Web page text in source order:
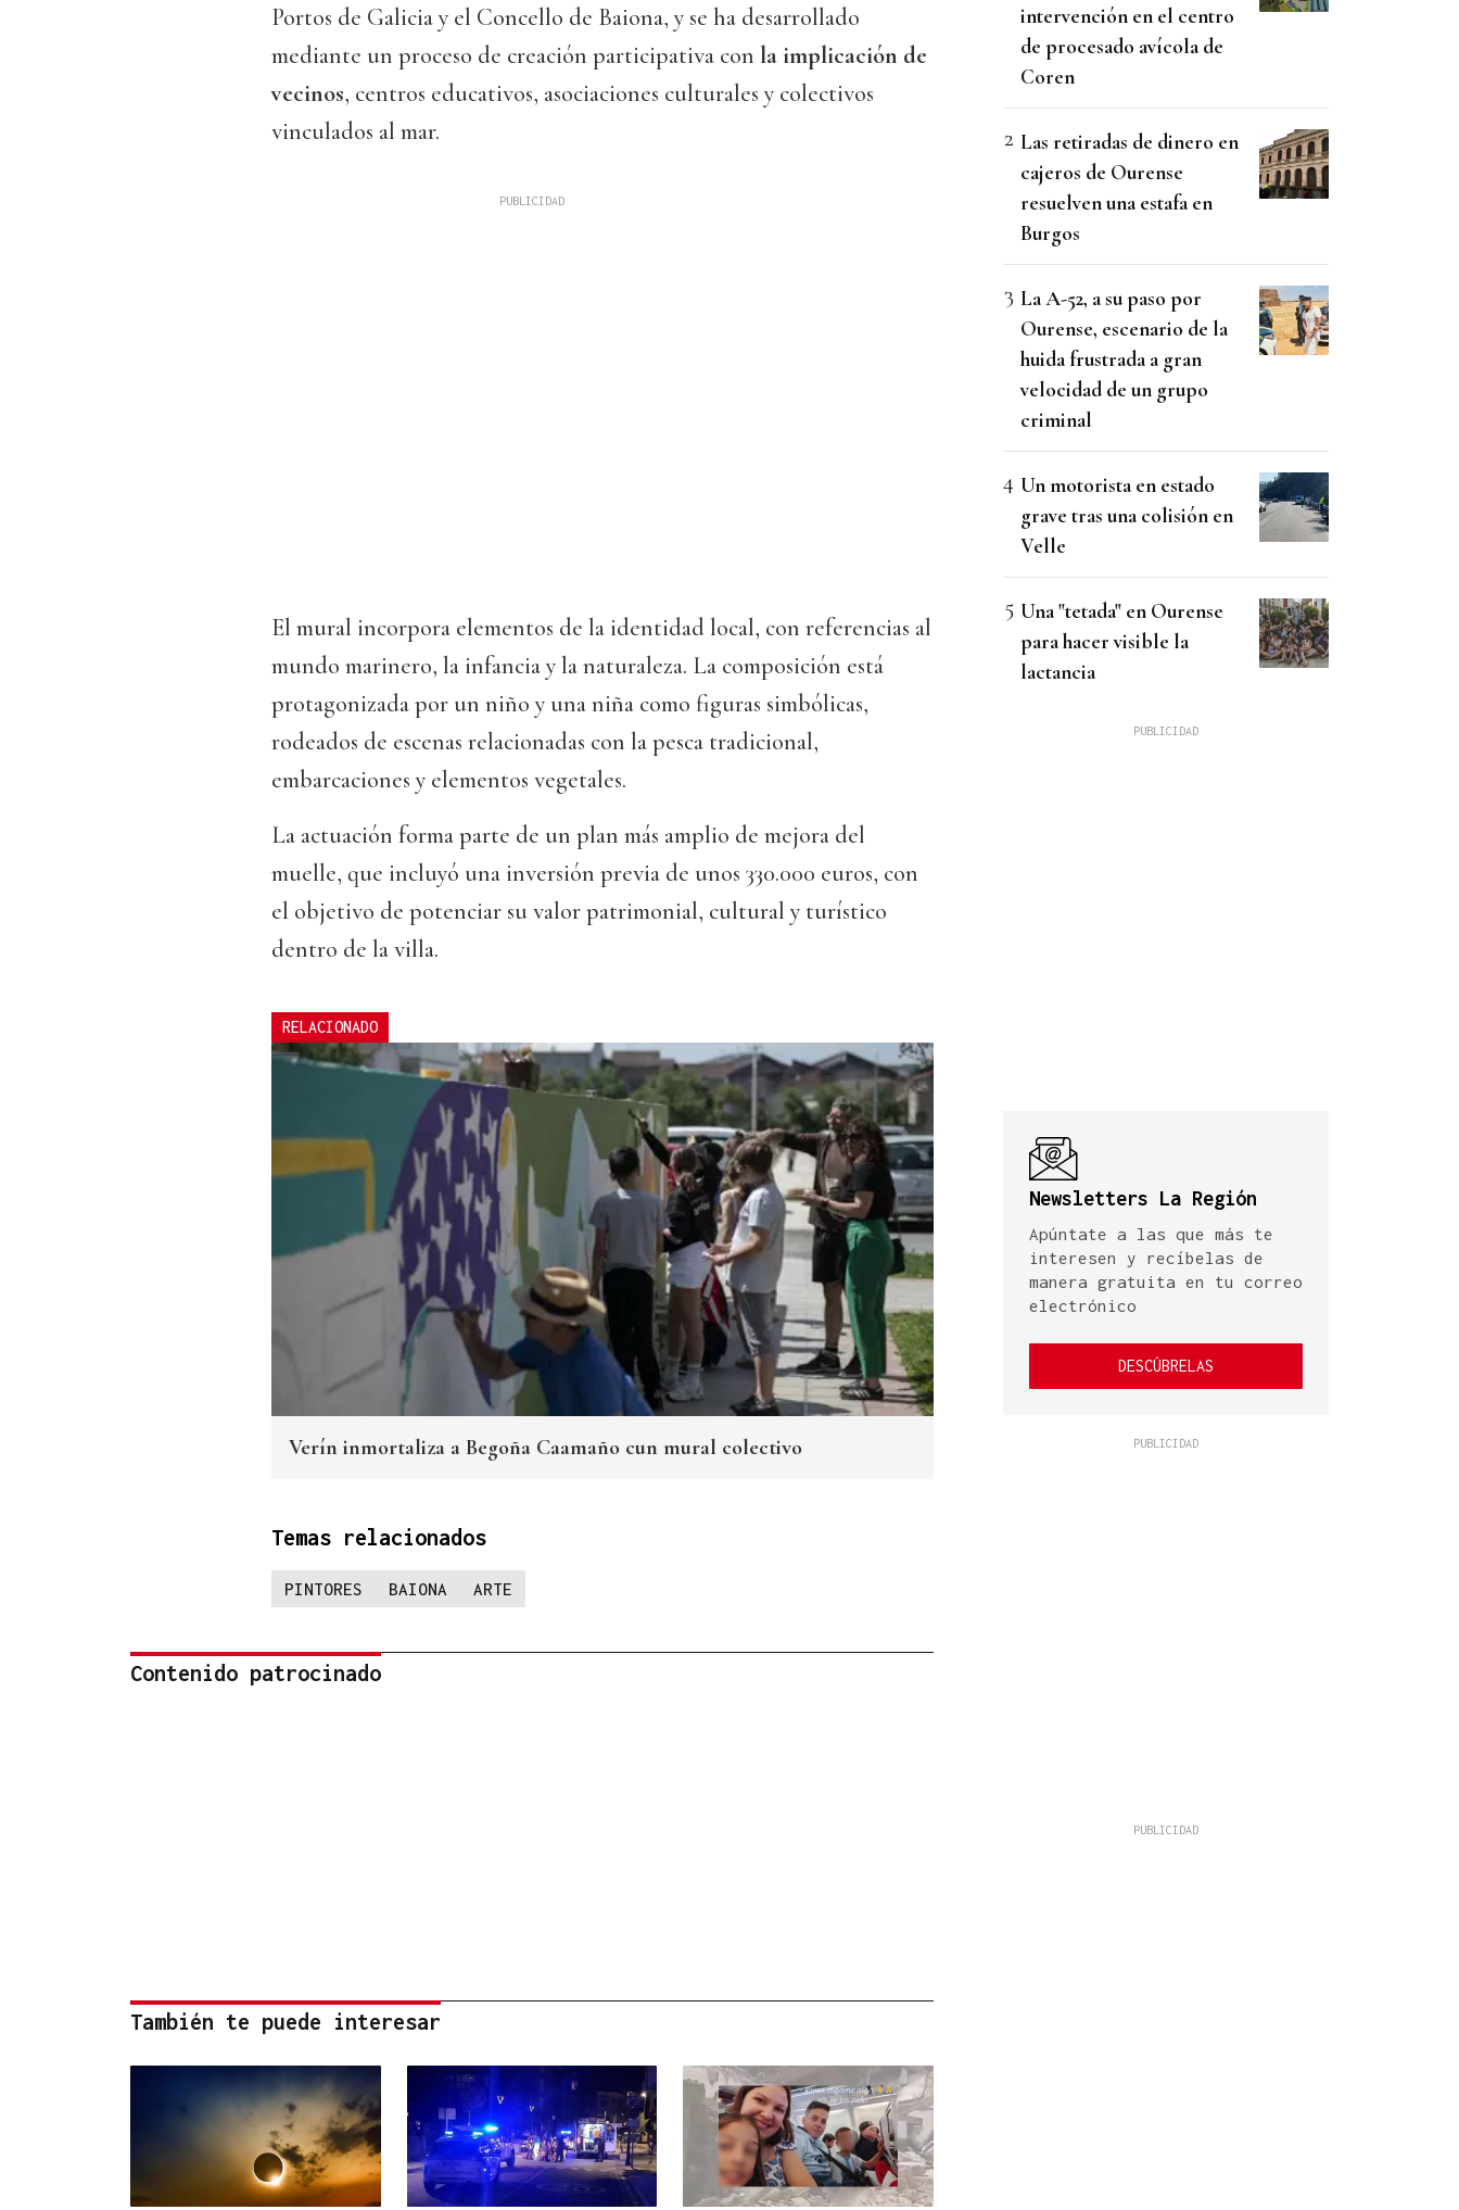
Portos de Galicia y el Concello de Baiona, y se ha desarrollado
mediante un proceso de creación participativa con la implicación de
vecinos, centros educativos, asociaciones culturales y colectivos
vinculados al mar.
El mural incorpora elementos de la identidad local, con referencias al
mundo marinero, la infancia y la naturaleza. La composición está
protagonizada por un niño y una niña como figuras simbólicas,
rodeados de escenas relacionadas con la pesca tradicional,
embarcaciones y elementos vegetales.
La actuación forma parte de un plan más amplio de mejora del
muelle, que incluyó una inversión previa de unos 330.000 euros, con
el objetivo de potenciar su valor patrimonial, cultural y turístico
dentro de la villa.
RELACIONADO
Verín inmortaliza a Begoña Caamaño cun mural colectivo
Temas relacionados
PINTORES BAIONA ARTE
Contenido patrocinado
También te puede interesar
intervención en el centro
de procesado avícola de
Coren
Las retiradas de dinero en
cajeros de Ourense
resuelven una estafa en
Burgos
La A-52, a su paso por
Ourense, escenario de la
huida frustrada a gran
velocidad de un grupo
criminal
Un motorista en estado
grave tras una colisión en
Velle
Una "tetada" en Ourense
para hacer visible la
lactancia
Newsletters La Región
Apúntate a las que más te
interesen y recíbelas de
manera gratuita en tu correo
electrónico
DESCÚBRELAS